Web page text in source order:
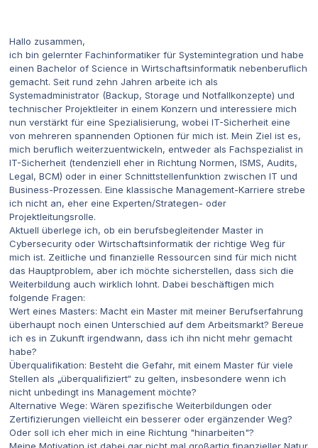
Hallo zusammen,
ich bin gelernter Fachinformatiker für Systemintegration und habe
einen Bachelor of Science in Wirtschaftsinformatik nebenberuflich
gemacht. Seit rund zehn Jahren arbeite ich als
Systemadministrator (Backup, Storage und Notfallkonzepte) und
technischer Projektleiter in einem Konzern und interessiere mich
nun verstärkt für eine Spezialisierung, wobei IT-Sicherheit eine
von mehreren spannenden Optionen für mich ist. Mein Ziel ist es,
mich beruflich weiterzuentwickeln, entweder als Fachspezialist in
IT-Sicherheit (tendenziell eher in Richtung Normen, ISMS, Audits,
Legal, BCM) oder in einer Schnittstellenfunktion zwischen IT und
Business-Prozessen. Eine klassische Management-Karriere strebe
ich nicht an, eher eine Experten/Strategen- oder
Projektleitungsrolle.
Aktuell überlege ich, ob ein berufsbegleitender Master in
Cybersecurity oder Wirtschaftsinformatik der richtige Weg für
mich ist. Zeitliche und finanzielle Ressourcen sind für mich nicht
das Hauptproblem, aber ich möchte sicherstellen, dass sich die
Weiterbildung auch wirklich lohnt. Dabei beschäftigen mich
folgende Fragen:
Wert eines Masters: Macht ein Master mit meiner Berufserfahrung
überhaupt noch einen Unterschied auf dem Arbeitsmarkt? Bereue
ich es in Zukunft irgendwann, dass ich ihn nicht mehr gemacht
habe?
Überqualifikation: Besteht die Gefahr, mit einem Master für viele
Stellen als „überqualifiziert“ zu gelten, insbesondere wenn ich
nicht unbedingt ins Management möchte?
Alternative Wege: Wären spezifische Weiterbildungen oder
Zertifizierungen vielleicht ein besserer oder ergänzender Weg?
Oder soll ich eher mich in eine Richtung "hinarbeiten"?
Meine Motivation ist dabei gar nicht mal großartig finanzieller Natur